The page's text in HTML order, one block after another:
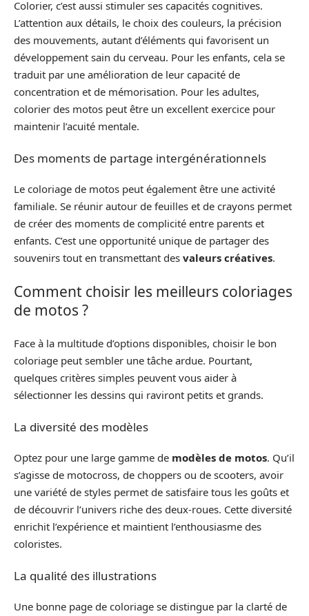
Colorier, c’est aussi stimuler ses capacités cognitives.
L’attention aux détails, le choix des couleurs, la précision
des mouvements, autant d’éléments qui favorisent un
développement sain du cerveau. Pour les enfants, cela se
traduit par une amélioration de leur capacité de
concentration et de mémorisation. Pour les adultes,
colorier des motos peut être un excellent exercice pour
maintenir l’acuité mentale.
Des moments de partage intergénérationnels
Le coloriage de motos peut également être une activité
familiale. Se réunir autour de feuilles et de crayons permet
de créer des moments de complicité entre parents et
enfants. C’est une opportunité unique de partager des
souvenirs tout en transmettant des valeurs créatives.
Comment choisir les meilleurs coloriages
de motos ?
Face à la multitude d’options disponibles, choisir le bon
coloriage peut sembler une tâche ardue. Pourtant,
quelques critères simples peuvent vous aider à
sélectionner les dessins qui raviront petits et grands.
La diversité des modèles
Optez pour une large gamme de modèles de motos. Qu’il
s’agisse de motocross, de choppers ou de scooters, avoir
une variété de styles permet de satisfaire tous les goûts et
de découvrir l’univers riche des deux-roues. Cette diversité
enrichit l’expérience et maintient l’enthousiasme des
coloristes.
La qualité des illustrations
Une bonne page de coloriage se distingue par la clarté de